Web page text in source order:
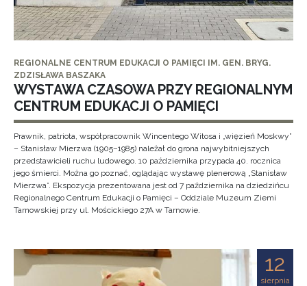
REGIONALNE CENTRUM EDUKACJI O PAMIĘCI IM. GEN. BRYG.
ZDZISŁAWA BASZAKA
WYSTAWA CZASOWA PRZY REGIONALNYM
CENTRUM EDUKACJI O PAMIĘCI
Prawnik, patriota, współpracownik Wincentego Witosa i „więzień Moskwy”
– Stanisław Mierzwa (1905–1985) należał do grona najwybitniejszych
przedstawicieli ruchu ludowego. 10 października przypada 40. rocznica
jego śmierci. Można go poznać, oglądając wystawę plenerową „Stanisław
Mierzwa”. Ekspozycja prezentowana jest od 7 października na dziedzińcu
Regionalnego Centrum Edukacji o Pamięci – Oddziale Muzeum Ziemi
Tarnowskiej przy ul. Mościckiego 27A w Tarnowie.
12
sierpnia